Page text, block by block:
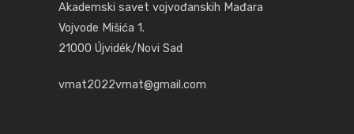
Akademski savet vojvođanskih Mađara
Vojvode Mišića 1.
21000 Újvidék/Novi Sad
vmat2022vmat@gmail.com